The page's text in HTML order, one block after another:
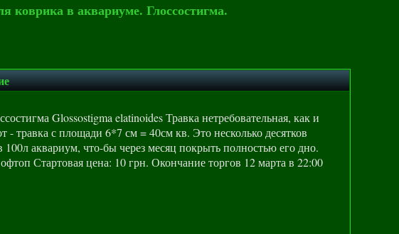
коврика в аквариуме. Глоссостигма.
Glossostigma elatinoides Травка нетребовательная, как и
травка с площади 6*7 см = 40см кв. Это несколько десятков
аквариум, что-бы через месяц покрыть полностью его дно.
Стартовая цена: 10 грн. Окончание торгов 12 марта в 22:00